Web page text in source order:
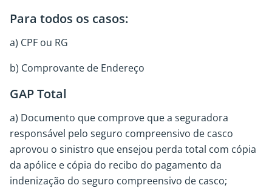
Para todos os casos:
a) CPF ou RG
b) Comprovante de Endereço
GAP Total
a) Documento que comprove que a seguradora
responsável pelo seguro compreensivo de casco
aprovou o sinistro que ensejou perda total com cópia
da apólice e cópia do recibo do pagamento da
indenização do seguro compreensivo de casco;